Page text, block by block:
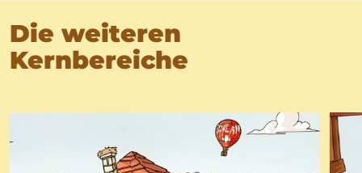
Die weiteren
Kernbereiche